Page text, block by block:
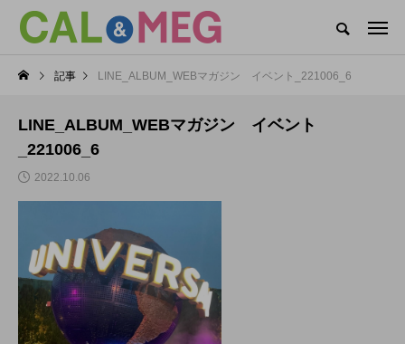
CAL&MEGがお届けするWEBマガジン
CAL&MEG INFO CAL’s DAYS MEG’s DAYS 本社
カテゴリー新着記事
記事 LINE_ALBUM_WEBマガジン イベント_221006_6
LINE_ALBUM_WEBマガジン イベント
_221006_6
2022.10.06